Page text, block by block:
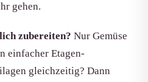
gehen.
zubereiten? Nur Gemüse
einfacher Etagen-
gleichzeitig? Dann